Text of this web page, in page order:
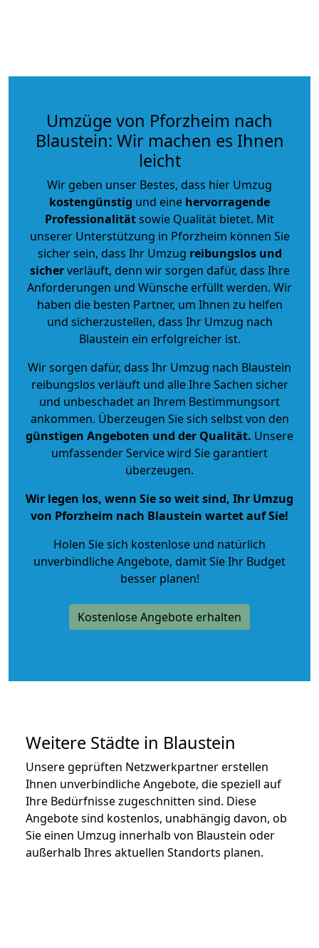
Umzüge von Pforzheim nach
Blaustein: Wir machen es Ihnen
leicht
Wir geben unser Bestes, dass hier Umzug
kostengünstig und eine hervorragende
Professionalitätsowie Qualität bietet. Mit
unserer Unterstützung in Pforzheim können Sie
sicher sein, dass Ihr Umzug reibungslos und
sicherverläuft, denn wir sorgen dafür, dass Ihre
Anforderungen und Wünsche erfüllt werden. Wir
haben die besten Partner, um Ihnen zu helfen
und sicherzustellen, dass Ihr Umzug nach
Blaustein ein erfolgreicher ist.
Wir sorgen dafür, dass Ihr Umzug nach Blaustein
reibungslos verläuft und alle Ihre Sachen sicher
und unbeschadet an Ihrem Bestimmungsort
ankommen. Überzeugen Sie sich selbst von den
günstigen Angeboten und der Qualität. Unsere
umfassender Service wird Sie garantiert
überzeugen.
Wir legen los, wenn Sie so weit sind, Ihr Umzug
von Pforzheim nach Blaustein wartet auf Sie!
Holen Sie sich kostenlose und natürlich
unverbindliche Angebote, damit Sie Ihr Budget
besser planen!
Kostenlose Angebote erhalten
Weitere Städte in Blaustein
Unsere geprüften Netzwerkpartner erstellen
Ihnen unverbindliche Angebote, die speziell auf
Ihre Bedürfnisse zugeschnitten sind. Diese
Angebote sind kostenlos, unabhängig davon, ob
Sie einen Umzug innerhalb von Blaustein oder
außerhalb Ihres aktuellen Standorts planen.